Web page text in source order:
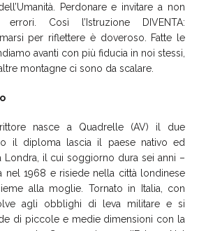
Perdonare e invitare a non
Così l’Istruzione DIVENTA:
per riflettere è doveroso.
Fatte le
avanti con più fiducia in noi stessi,
montagne ci sono da scalare
nasce a Quadrelle(AV) il due
il diploma lascia il paese nativo ed
Londra, il cui soggiorno dura sei anni –
nel 1968 e risiede nella città londinese
alla moglie. Tornato in Italia, con
agli obblighi di leva militare e si
di piccole e medie dimensioni con la